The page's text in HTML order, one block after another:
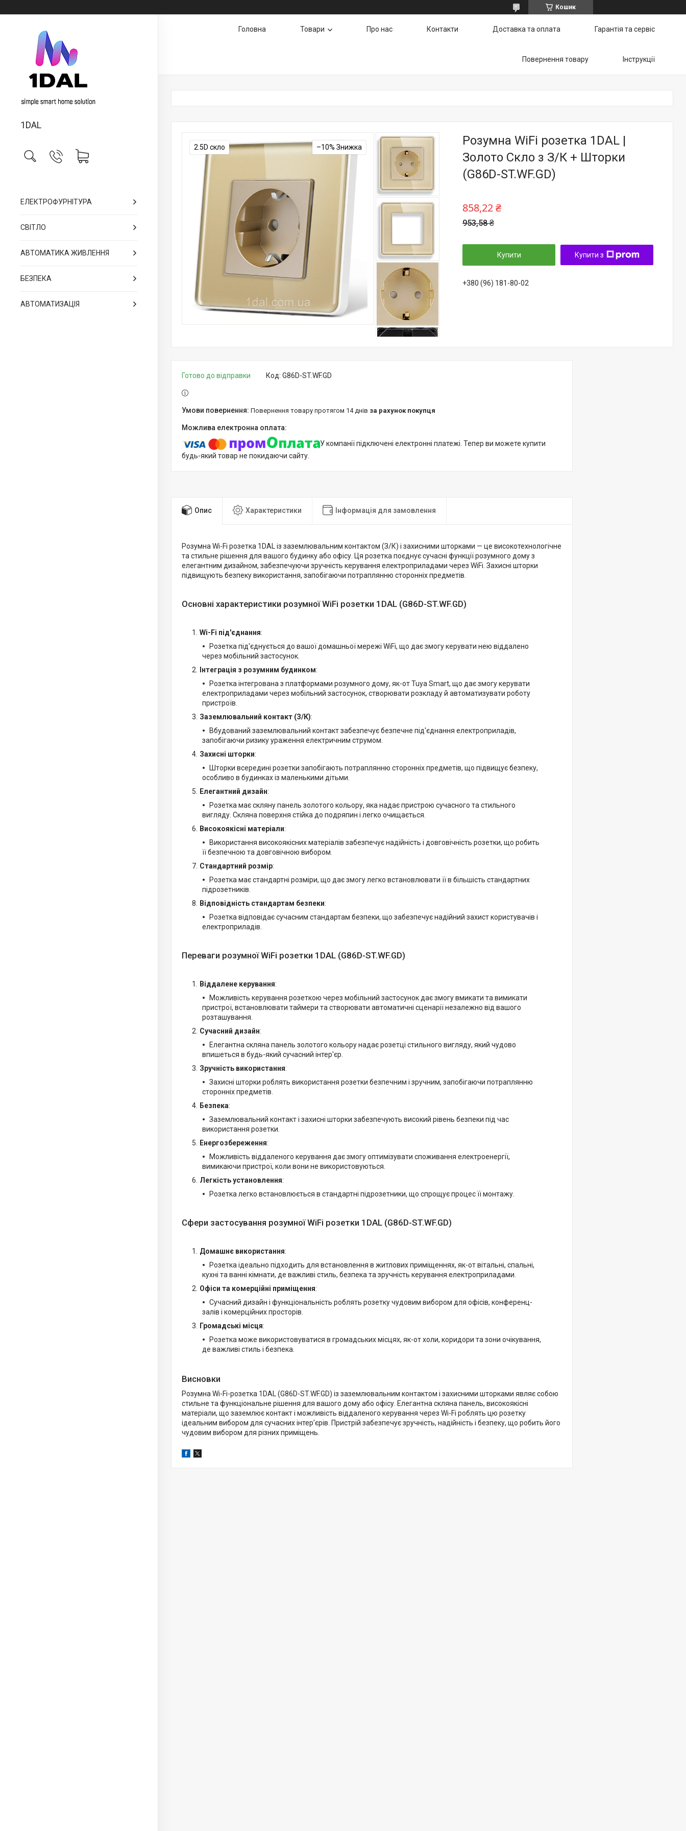
Кошик
1DAL
ЕЛЕКТРОФУРНІТУРА
СВІТЛО
АВТОМАТИКА ЖИВЛЕННЯ
БЕЗПЕКА
АВТОМАТИЗАЦІЯ
Головна Товари Про нас Контакти Доставка та оплата Гарантія та сервіс
Повернення товару Інструкції
2.5D скло –10%
Розумна WiFi розетка 1DAL |
Золото Cкло з З/К + Шторки
(G86D-ST.WF.GD)
953,58 ₴
858,22 ₴
Купити Купити з
+380 (96) 181-80-02
Готово до відправки Код: G86D-ST.WF.GD
повернення товару протягом 14 днів за рахунок покупця
У компанії підключені електронні платежі. Тепер ви можете купити
будь-який товар не покидаючи сайту.
Опис Характеристики Інформація для замовлення
Розумна Wi-Fi розетка 1DAL із заземлювальним контактом (З/К) і захисними шторками — це високотехнологічне
та стильне рішення для вашого будинку або офісу. Ця розетка поєднує сучасні функції розумного дому з
елегантним дизайном, забезпечуючи зручність керування електроприладами через WiFi. Захисні шторки
підвищують безпеку використання, запобігаючи потраплянню сторонніх предметів.
Основні характеристики розумної WiFi розетки 1DAL (G86D-ST.WF.GD)
Wi-Fi під'єднання:
Розетка під'єднується до вашої домашньої мережі WiFi, що дає змогу керувати нею віддалено
через мобільний застосунок.
Інтеграція з розумним будинком:
Розетка інтегрована з платформами розумного дому, як-от Tuya Smart, що дає змогу керувати
електроприладами через мобільний застосунок, створювати розкладу й автоматизувати роботу
пристроїв.
Заземлювальний контакт (З/К):
Вбудований заземлювальний контакт забезпечує безпечне під'єднання електроприладів,
запобігаючи ризику ураження електричним струмом.
Захисні шторки:
Шторки всередині розетки запобігають потраплянню сторонніх предметів, що підвищує безпеку,
особливо в будинках із маленькими дітьми.
Елегантний дизайн:
Розетка має скляну панель золотого кольору, яка надає пристрою сучасного та стильного
вигляду. Скляна поверхня стійка до подряпин і легко очищається.
Високоякісні матеріали:
Використання високоякісних матеріалів забезпечує надійність і довговічність розетки, що робить
її безпечною та довговічною вибором.
Стандартний розмір:
Розетка має стандартні розміри, що дає змогу легко встановлювати її в більшість стандартних
підрозетників.
Відповідність стандартам безпеки:
Розетка відповідає сучасним стандартам безпеки, що забезпечує надійний захист користувачів і
електроприладів.
Переваги розумної WiFi розетки 1DAL (G86D-ST.WF.GD)
Віддалене керування:
Можливість керування розеткою через мобільний застосунок дає змогу вмикати та вимикати
пристрої, встановлювати таймери та створювати автоматичні сценарії незалежно від вашого
розташування.
Сучасний дизайн:
Елегантна скляна панель золотого кольору надає розетці стильного вигляду, який чудово
впишеться в будь-який сучасний інтер'єр.
Зручність використання:
Захисні шторки роблять використання розетки безпечним і зручним, запобігаючи потраплянню
сторонніх предметів.
Безпека:
Заземлювальний контакт і захисні шторки забезпечують високий рівень безпеки під час
використання розетки.
Енергозбереження:
Можливість віддаленого керування дає змогу оптимізувати споживання електроенергії,
вимикаючи пристрої, коли вони не використовуються.
Легкість установлення:
Розетка легко встановлюється в стандартні підрозетники, що спрощує процес її монтажу.
Сфери застосування розумної WiFi розетки 1DAL (G86D-ST.WF.GD)
Домашнє використання:
Розетка ідеально підходить для встановлення в житлових приміщеннях, як-от вітальні, спальні,
кухні та ванні кімнати, де важливі стиль, безпека та зручність керування електроприладами.
Офіси та комерційні приміщення:
Сучасний дизайн і функціональність роблять розетку чудовим вибором для офісів, конференц-
залів і комерційних просторів.
Громадські місця:
Розетка може використовуватися в громадських місцях, як-от холи, коридори та зони очікування,
де важливі стиль і безпека.
Висновки
Розумна Wi-Fi-розетка 1DAL (G86D-ST.WF.GD) із заземлювальним контактом і захисними шторками являє собою
стильне та функціональне рішення для вашого дому або офісу. Елегантна скляна панель, високоякісні
матеріали, що заземлює контакт і можливість віддаленого керування через Wi-Fi роблять цю розетку
ідеальним вибором для сучасних інтер'єрів. Пристрій забезпечує зручність, надійність і безпеку, що робить його
чудовим вибором для різних приміщень.